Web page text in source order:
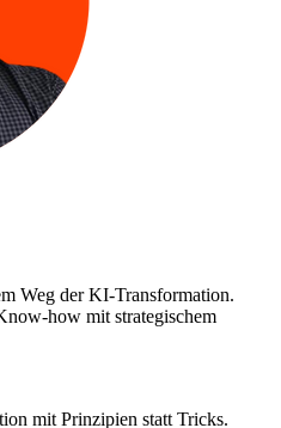
Weg der KI-Transformation.
how mit strategischem
mit Prinzipien statt Tricks.